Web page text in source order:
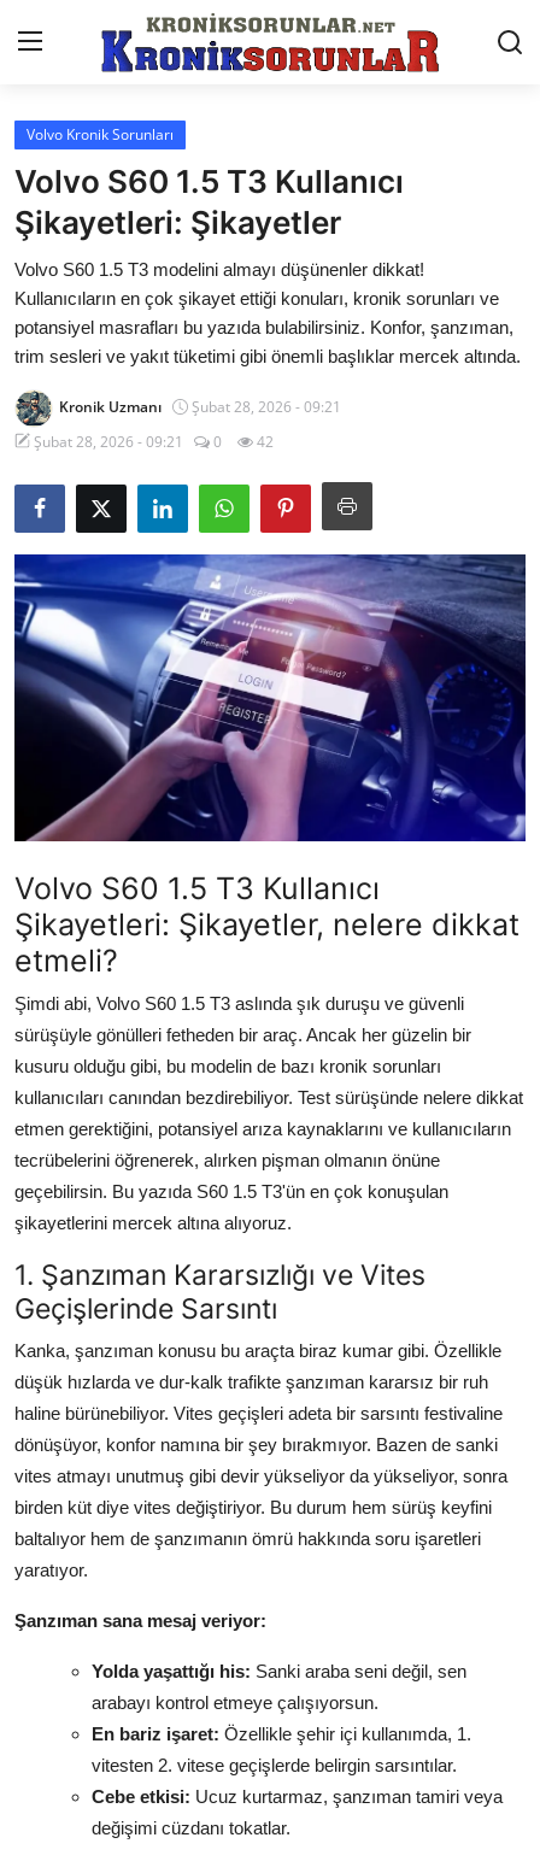
Anasayfa
Markalar
İletişim
Trafik & Cezalar
Sigorta & Kasko
Vergi & ÖTV & MTV
Sorgulamalar
İkinci El & Alım-Satım
Bakım & Arıza Çözümleri
Elektrikli & Hibrit
Kiralama & Filo
Sürüş & Güvenlik
Lastik & Jant
Yağlar & Sıvılar
LPG & Yakıt
Elektrik & Akü
Klima & Konfor
Aydınlatma & Görüş
Şanzıman & Aktarma
Dizel Sistemler
Multimedya & Elektronik
Volvo Kronik Sorunları
Volvo S60 1.5 T3 Kullanıcı
Şikayetleri: Şikayetler
Volvo S60 1.5 T3 modelini almayı düşünenler dikkat!
Kullanıcıların en çok şikayet ettiği konuları, kronik sorunları ve
potansiyel masrafları bu yazıda bulabilirsiniz. Konfor, şanzıman,
trim sesleri ve yakıt tüketimi gibi önemli başlıklar mercek altında.
Kronik Uzmanı
Şubat 28, 2026 - 09:21
Şubat 28, 2026 - 09:21
0 42
Volvo S60 1.5 T3 Kullanıcı
Şikayetleri: Şikayetler, nelere dikkat
etmeli?
Şimdi abi, Volvo S60 1.5 T3 aslında şık duruşu ve güvenli
sürüşüyle gönülleri fetheden bir araç. Ancak her güzelin bir
kusuru olduğu gibi, bu modelin de bazı kronik sorunları
kullanıcıları canından bezdirebiliyor. Test sürüşünde nelere dikkat
etmen gerektiğini, potansiyel arıza kaynaklarını ve kullanıcıların
tecrübelerini öğrenerek, alırken pişman olmanın önüne
geçebilirsin. Bu yazıda S60 1.5 T3'ün en çok konuşulan
şikayetlerini mercek altına alıyoruz.
1. Şanzıman Kararsızlığı ve Vites
Geçişlerinde Sarsıntı
Kanka, şanzıman konusu bu araçta biraz kumar gibi. Özellikle
düşük hızlarda ve dur-kalk trafikte şanzıman kararsız bir ruh
haline bürünebiliyor. Vites geçişleri adeta bir sarsıntı festivaline
dönüşüyor, konfor namına bir şey bırakmıyor. Bazen de sanki
vites atmayı unutmuş gibi devir yükseliyor da yükseliyor, sonra
birden küt diye vites değiştiriyor. Bu durum hem sürüş keyfini
baltalıyor hem de şanzımanın ömrü hakkında soru işaretleri
yaratıyor.
Şanzıman sana mesaj veriyor:
Yolda yaşattığı his: Sanki araba seni değil, sen
arabayı kontrol etmeye çalışıyorsun.
En bariz işaret: Özellikle şehir içi kullanımda, 1.
vitesten 2. vitese geçişlerde belirgin sarsıntılar.
Cebe etkisi: Ucuz kurtarmaz, şanzıman tamiri veya
değişimi cüzdanı tokatlar.